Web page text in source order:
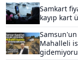
Samkart
kayıp kart
Mahalleli